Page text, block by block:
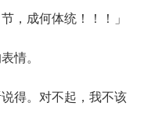
成何体统！！！」
情。
得。对不起，我不该